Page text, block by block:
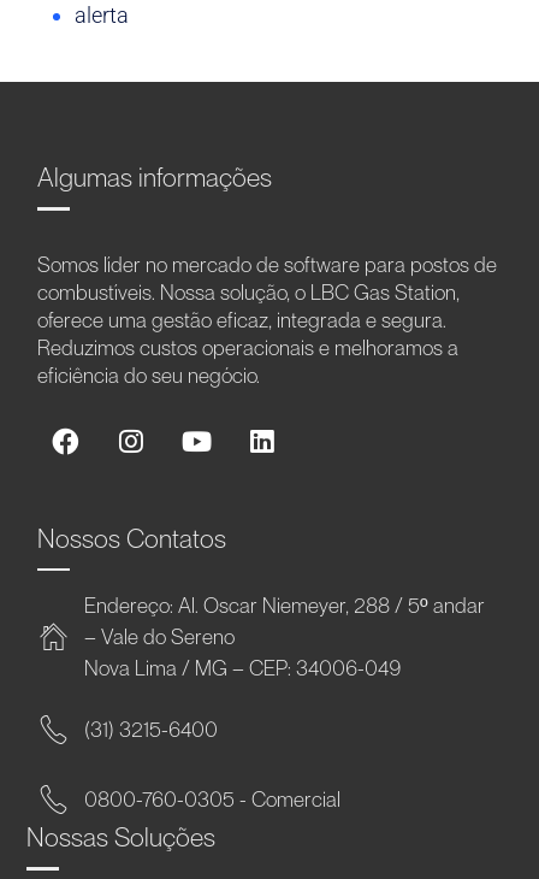
alerta
Algumas informações
Somos líder no mercado de software para postos de
combustíveis. Nossa solução, o LBC Gas Station,
oferece uma gestão eficaz, integrada e segura.
Reduzimos custos operacionais e melhoramos a
eficiência do seu negócio.
Nossos Contatos
Endereço: Al. Oscar Niemeyer, 288 / 5º andar
– Vale do Sereno
Nova Lima / MG – CEP: 34006-049
(31) 3215-6400
0800-760-0305 - Comercial
Nossas Soluções